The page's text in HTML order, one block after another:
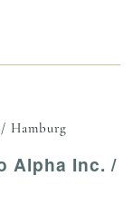
Hamburg
Alpha Inc. /